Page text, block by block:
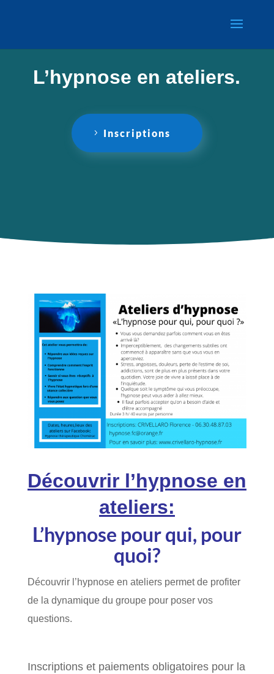
L’hypnose en ateliers.
Inscriptions
Découvrir l’hypnose en
ateliers:
L’hypnose pour qui, pour
quoi?
Découvrir l’hypnose en ateliers permet de profiter
de la dynamique du groupe pour poser vos
questions.
Inscriptions et paiements obligatoires pour la